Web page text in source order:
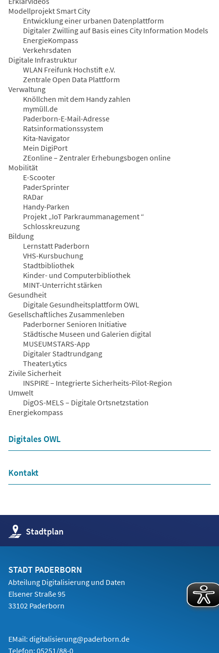
Modellprojekt Smart City
Entwicklung einer urbanen Datenplattform
Digitaler Zwilling auf Basis eines City Information Models
EnergieKompass
Verkehrsdaten
Digitale Infrastruktur
WLAN Freifunk Hochstift e.V.
Zentrale Open Data Plattform
Verwaltung
Knöllchen mit dem Handy zahlen
mymüll.de
Paderborn-E-Mail-Adresse
Ratsinformationssystem
Kita-Navigator
Mein DigiPort
ZEonline – Zentraler Erhebungsbogen online
Mobilität
E-Scooter
PaderSprinter
RADar
Handy-Parken
Projekt „IoT Parkraummanagement “
Schlosskreuzung
Bildung
Lernstatt Paderborn
VHS-Kursbuchung
Stadtbibliothek
Kinder- und Computerbibliothek
MINT-Unterricht stärken
Gesundheit
Digitale Gesundheitsplattform OWL
Gesellschaftliches Zusammenleben
Paderborner Senioren Initiative
Städtische Museen und Galerien digital
MUSEUMSTARS-App
Digitaler Stadtrundgang
TheaterLytics
Zivile Sicherheit
INSPIRE – Integrierte Sicherheits-Pilot-Region
Umwelt
DigOS-MELS – Digitale Ortsnetzstation
Energiekompass
(Öffnet
neuen
Tab)Digitales OWL
Kontakt
Stadtplan
(Öffnet
in
einem
Tab)
STADT PADERBORN
Abteilung Digitalisierung und Daten
Elsener Straße 95
33102 Paderborn
EMail: digitalisierung@paderborn.de
Telefon: 05251/88-0